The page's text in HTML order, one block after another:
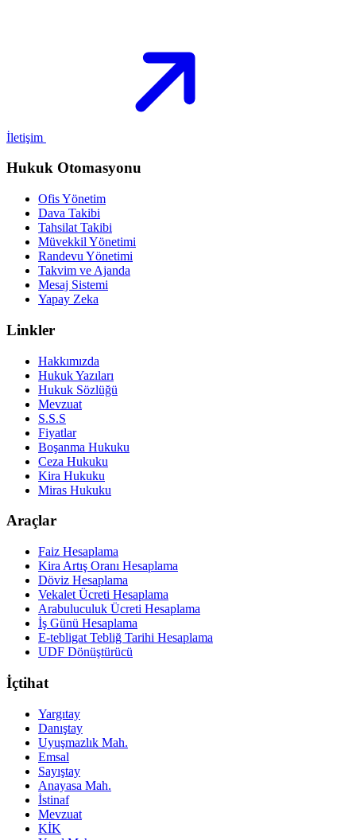
İletişim
Hukuk Otomasyonu
Ofis Yönetim
Dava Takibi
Tahsilat Takibi
Müvekkil Yönetimi
Randevu Yönetimi
Takvim ve Ajanda
Mesaj Sistemi
Yapay Zeka
Linkler
Hakkımızda
Hukuk Yazıları
Hukuk Sözlüğü
Mevzuat
S.S.S
Fiyatlar
Boşanma Hukuku
Ceza Hukuku
Kira Hukuku
Miras Hukuku
Araçlar
Faiz Hesaplama
Kira Artış Oranı Hesaplama
Döviz Hesaplama
Vekalet Ücreti Hesaplama
Arabuluculuk Ücreti Hesaplama
İş Günü Hesaplama
E-tebligat Tebliğ Tarihi Hesaplama
UDF Dönüştürücü
İçtihat
Yargıtay
Danıştay
Uyuşmazlık Mah.
Emsal
Sayıştay
Anayasa Mah.
İstinaf
Mevzuat
KİK